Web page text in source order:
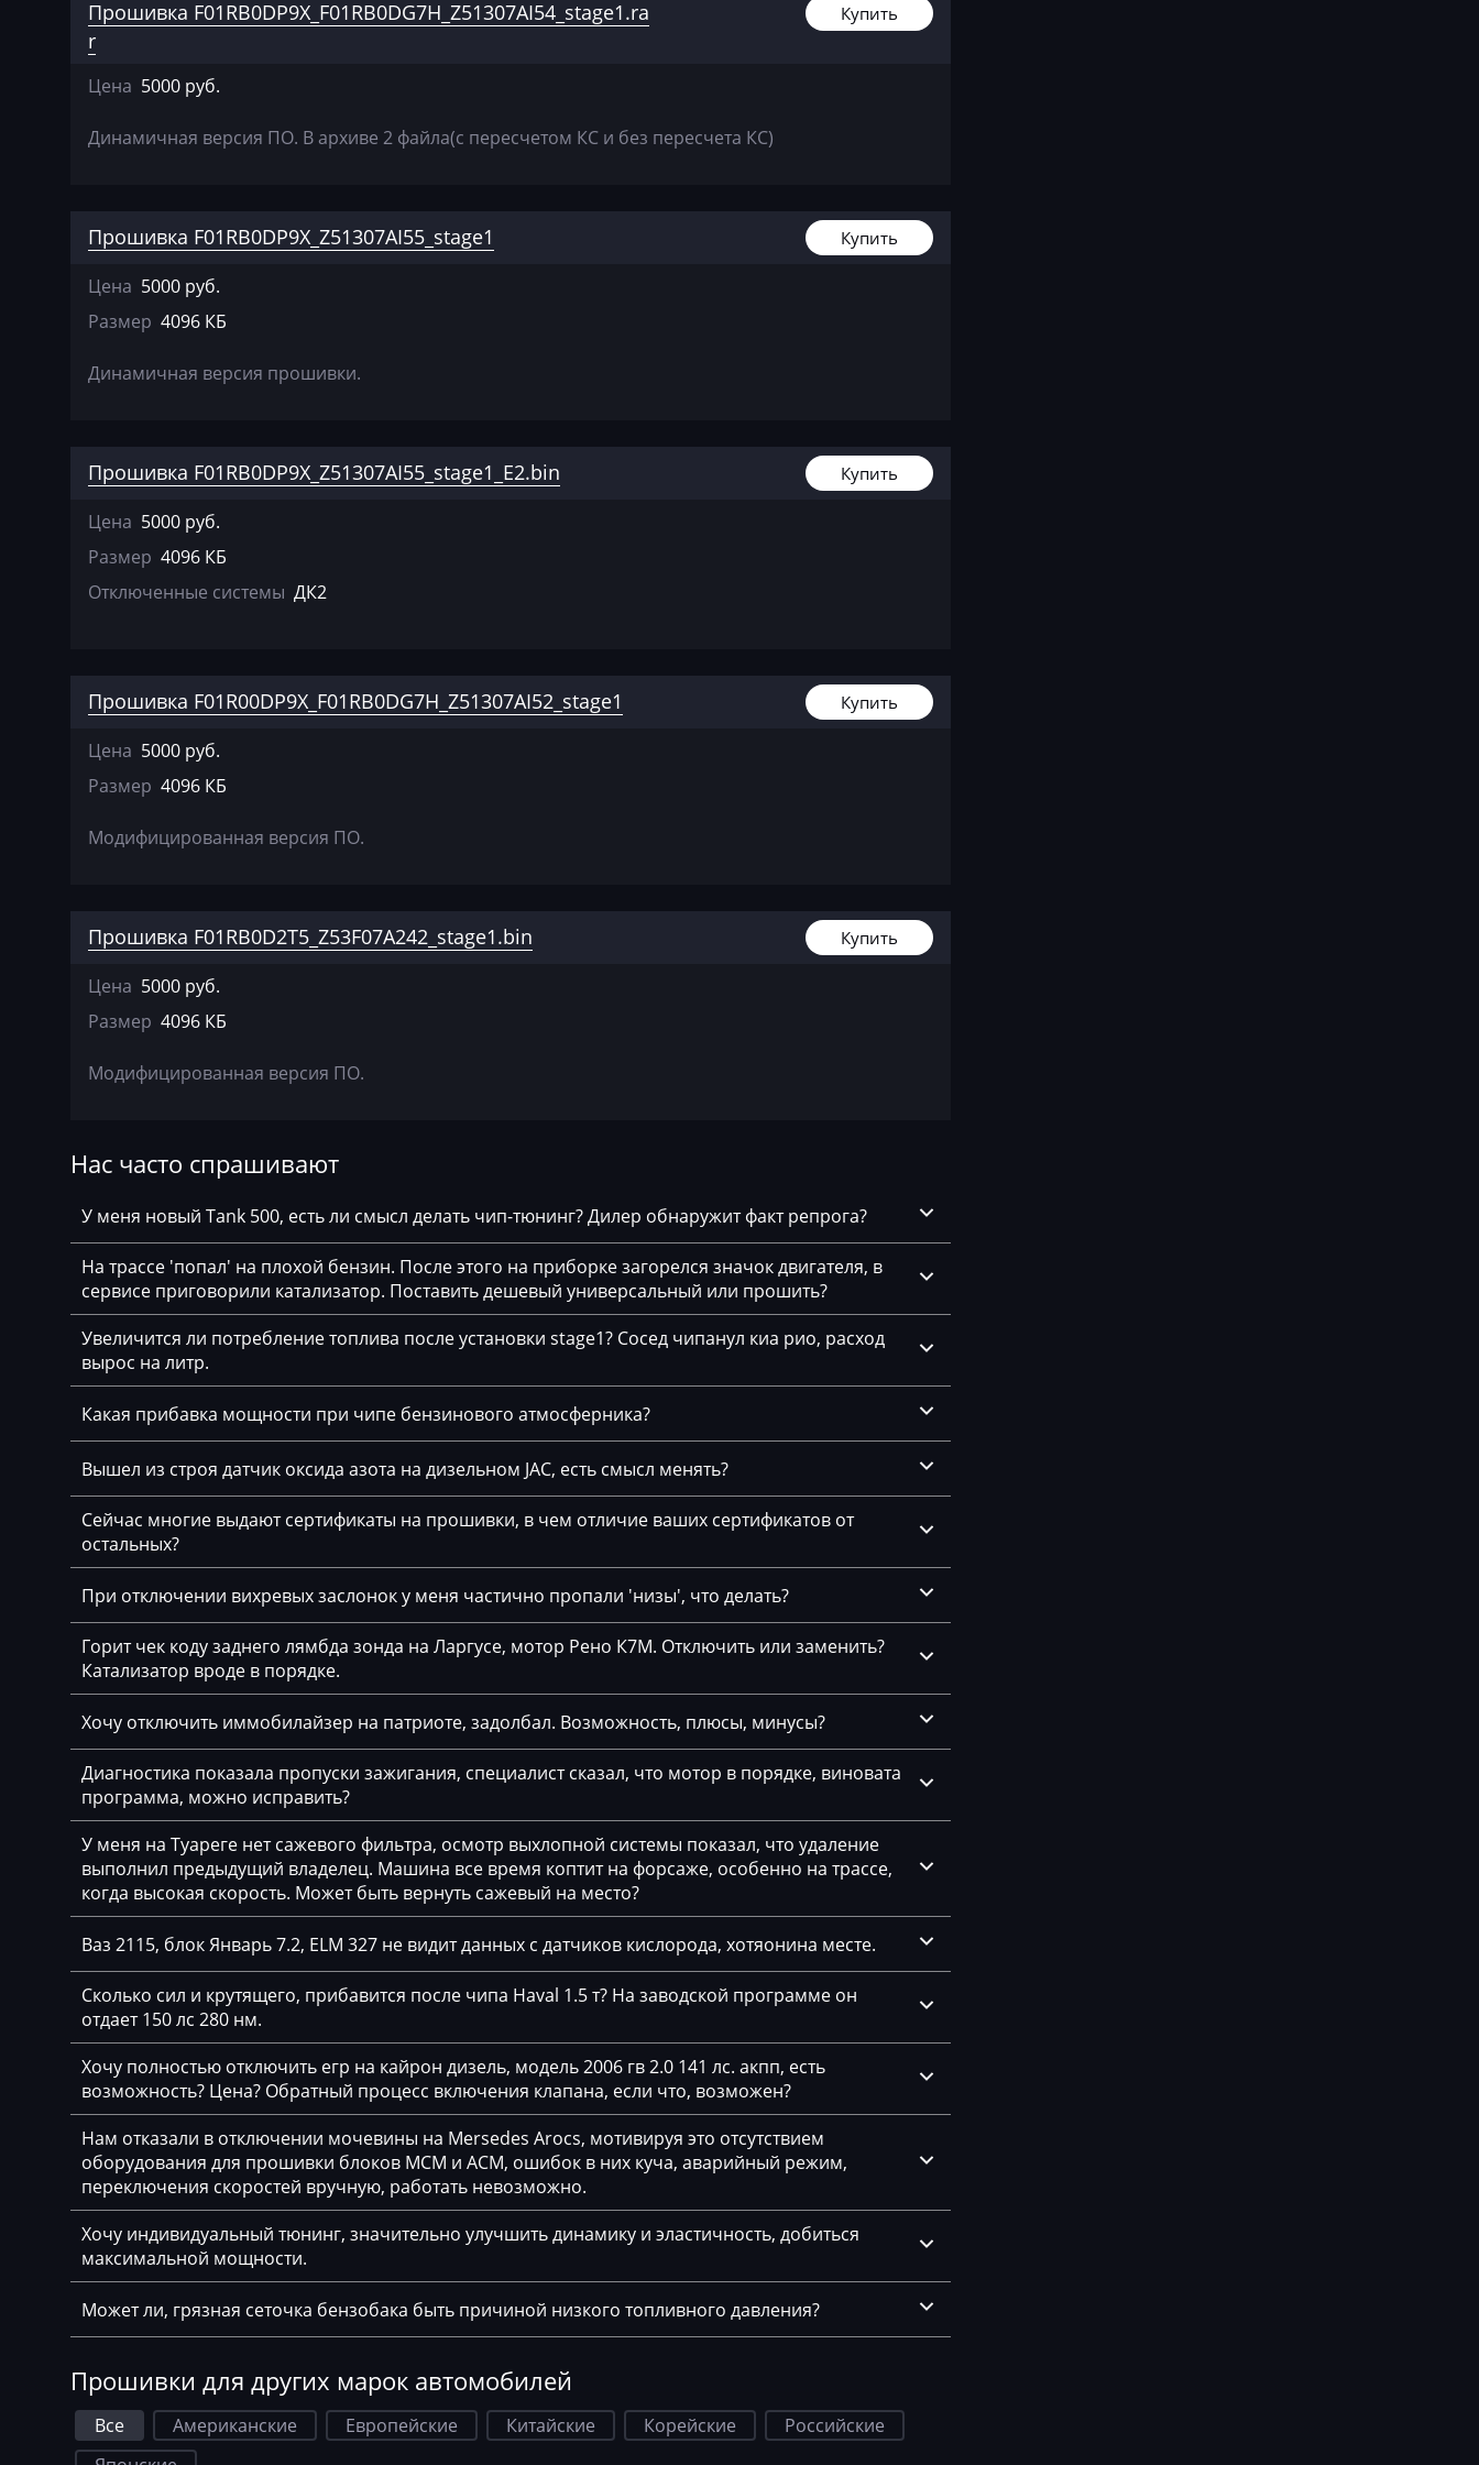
BYD
Cadillac
CFMoto
Challenger
Changan
Changhe
Citroen
Cupra
Dacia
Daewoo
DAF
Derways
Deutz
Dieci
Dongfeng
Doosan
Doppstadt
Dynapac
EcoLog
Eggersmann
Exeed
Extreme moto
Faresin
Farmtrac
Fendt
Fiat
Foton
Freightliner
Furukawa
GAC
Geely
Gehl
Genie
Genset
GMC
Great Wall
Grove
Groz
Hafei
Hamm
Hatz
Haval
Прошивка F01RB0DP9X_F01RB0DG7H_Z51307AI54_stage1.ra
r
Купить
Цена 5000 руб.
Динамичная версия ПО. В архиве 2 файла(с пересчетом КС и без пересчета КС)
Прошивка F01RB0DP9X_Z51307AI55_stage1 Купить
Цена 5000 руб.
Размер 4096 КБ
Динамичная версия прошивки.
Прошивка F01RB0DP9X_Z51307AI55_stage1_E2.bin Купить
Цена 5000 руб.
Размер 4096 КБ
Отключенные системы ДК2
Прошивка F01R00DP9X_F01RB0DG7H_Z51307AI52_stage1 Купить
Цена 5000 руб.
Размер 4096 КБ
Модифицированная версия ПО.
Прошивка F01RB0D2T5_Z53F07A242_stage1.bin Купить
Цена 5000 руб.
Размер 4096 КБ
Модифицированная версия ПО.
Нас часто спрашивают
У меня новый Tank 500, есть ли смысл делать чип-тюнинг? Дилер обнаружит факт репрога?
На трассе 'попал' на плохой бензин. После этого на приборке загорелся значок двигателя, в
сервисе приговорили катализатор. Поставить дешевый универсальный или прошить?
Увеличится ли потребление топлива после установки stage1? Сосед чипанул киа рио, расход
вырос на литр.
Какая прибавка мощности при чипе бензинового атмосферника?
Вышел из строя датчик оксида азота на дизельном JAC, есть смысл менять?
Сейчас многие выдают сертификаты на прошивки, в чем отличие ваших сертификатов от
остальных?
При отключении вихревых заслонок у меня частично пропали 'низы', что делать?
Горит чек коду заднего лямбда зонда на Ларгусе, мотор Рено К7М. Отключить или заменить?
Катализатор вроде в порядке.
Хочу отключить иммобилайзер на патриоте, задолбал. Возможность, плюсы, минусы?
Диагностика показала пропуски зажигания, специалист сказал, что мотор в порядке, виновата
программа, можно исправить?
У меня на Туареге нет сажевого фильтра, осмотр выхлопной системы показал, что удаление
выполнил предыдущий владелец. Машина все время коптит на форсаже, особенно на трассе,
когда высокая скорость. Может быть вернуть сажевый на место?
Ваз 2115, блок Январь 7.2, ELM 327 не видит данных с датчиков кислорода, хотяонина месте.
Сколько сил и крутящего, прибавится после чипа Haval 1.5 т? На заводской программе он
отдает 150 лс 280 нм.
Хочу полностью отключить егр на кайрон дизель, модель 2006 гв 2.0 141 лс. акпп, есть
возможность? Цена? Обратный процесс включения клапана, если что, возможен?
Нам отказали в отключении мочевины на Mersedes Arocs, мотивируя это отсутствием
оборудования для прошивки блоков MCM и ACM, ошибок в них куча, аварийный режим,
переключения скоростей вручную, работать невозможно.
Хочу индивидуальный тюнинг, значительно улучшить динамику и эластичность, добиться
максимальной мощности.
Может ли, грязная сеточка бензобака быть причиной низкого топливного давления?
Прошивки для других марок автомобилей
Все Американские Европейские Китайские Корейские
Российские